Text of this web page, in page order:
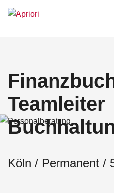
Teamleiter
Köln / Permanent /